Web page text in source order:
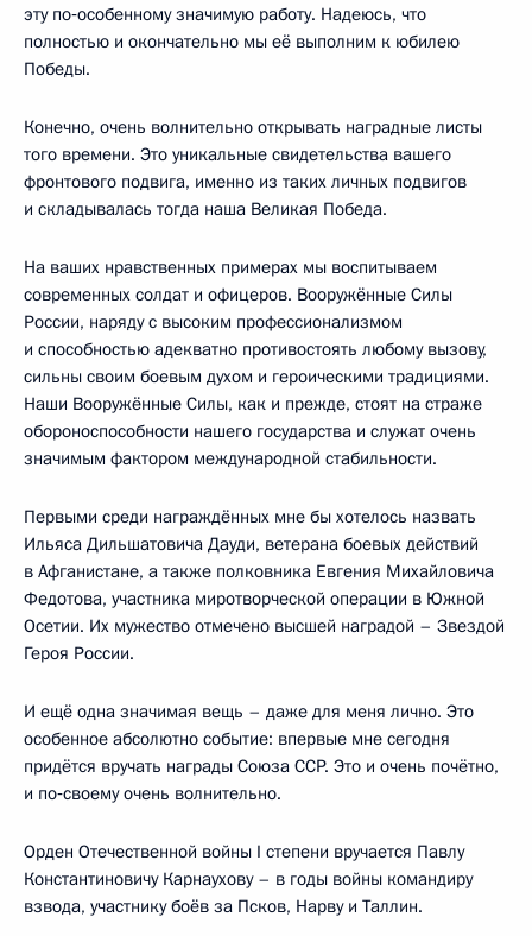
эту по‑особенному значимую работу. Надеюсь, что
полностью и окончательно мы её выполним к юбилею
Победы.
Конечно, очень волнительно открывать наградные листы
того времени. Это уникальные свидетельства вашего
фронтового подвига, именно из таких личных подвигов
и складывалась тогда наша Великая Победа.
На ваших нравственных примерах мы воспитываем
современных солдат и офицеров. Вооружённые Силы
России, наряду с высоким профессионализмом
и способностью адекватно противостоять любому вызову,
сильны своим боевым духом и героическими традициями.
Наши Вооружённые Силы, как и прежде, стоят на страже
обороноспособности нашего государства и служат очень
значимым фактором международной стабильности.
Первыми среди награждённых мне бы хотелось назвать
Ильяса Дильшатовича Дауди, ветерана боевых действий
в Афганистане, а также полковника Евгения Михайловича
Федотова, участника миротворческой операции в Южной
Осетии. Их мужество отмечено высшей наградой – Звездой
Героя России.
И ещё одна значимая вещь – даже для меня лично. Это
особенное абсолютно событие: впервые мне сегодня
придётся вручать награды Союза ССР. Это и очень почётно,
и по‑своему очень волнительно.
Орден Отечественной войны I степени вручается Павлу
Константиновичу Карнаухову – в годы войны командиру
взвода, участнику боёв за Псков, Нарву и Таллин.